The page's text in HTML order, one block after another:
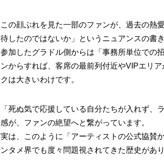
この顔ぶれを見た一部のファンが、過去の熱
待したのではないか」というニュアンスの書
参加したグラドル側からは「事務所単位での
ンからすれば、客席の最前列付近やVIPエリ
クは大きいわけです。
「死ぬ気で応援している自分たちが入れず
感が、ファンの絶望へと繋がっています。
実は、このように「アーティストの公式協賛
ンタメ界でも度々問題視されてきた歴史があり